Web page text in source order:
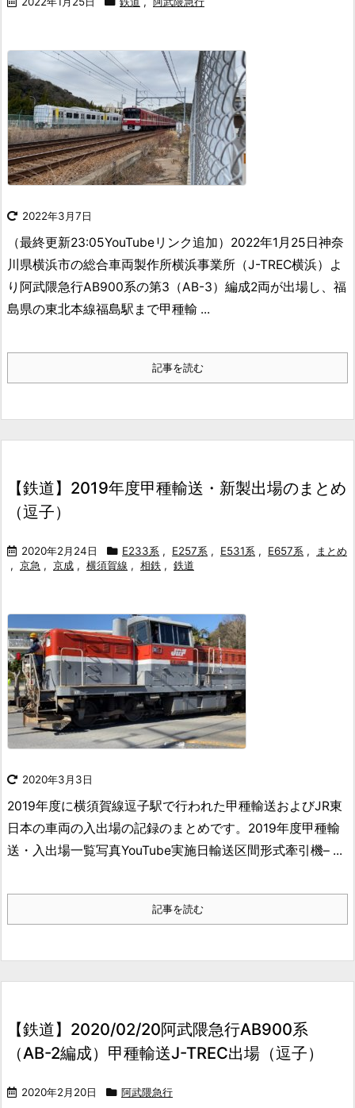
2022年3月7日
（最終更新23:05YouTubeリンク追加） 2022年1月25日神奈
川県横浜市の総合車両製作所横浜事業所（J-TREC横浜）よ
り阿武隈急行AB900系の第3（AB-3）編成2両が出場し、福
島県の東北本線福島駅まで甲種輸 ...
記事を読む
【鉄道】2019年度甲種輸送・新製出場のまとめ
（逗子）
2020年2月24日 E233系 , E257系 , E531系 , E657系 ,
まとめ
, 京急 , 京成 , 横須賀線 , 相鉄 , 鉄道
2020年3月3日
2019年度に横須賀線逗子駅で行われた甲種輸送およびJR東
日本の車両の入出場の記録のまとめです。 2019年度甲種輸
送・入出場一覧写真YouTube実施日 輸送区間形式牽引機– ...
記事を読む
【鉄道】2020/02/20阿武隈急行AB900系
（AB-2編成）甲種輸送J-TREC出場（逗子）
2020年2月20日 阿武隈急行